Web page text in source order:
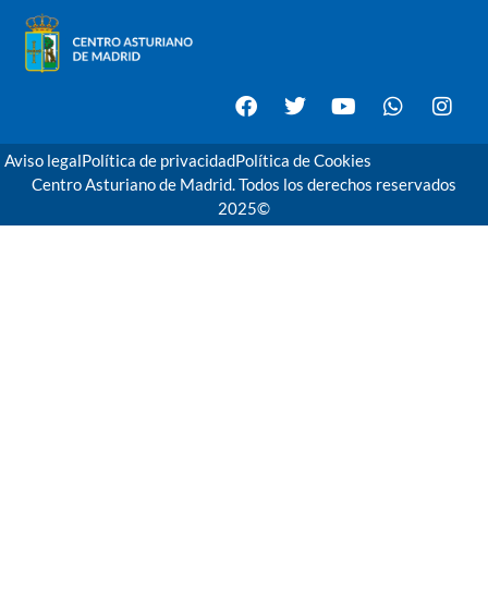
Aviso legalPolítica de privacidadPolítica de Cookies
Centro Asturiano de Madrid. Todos los derechos reservados
2025©